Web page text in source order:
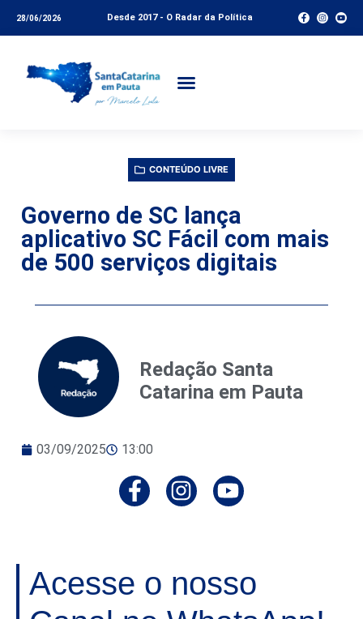
28/06/2026 Desde 2017 - O Radar da Política
CONTEÚDO LIVRE
Governo de SC lança
aplicativo SC Fácil com mais
de 500 serviços digitais
Redação Santa
Catarina em Pauta
03/09/2025 13:00
Acesse o nosso